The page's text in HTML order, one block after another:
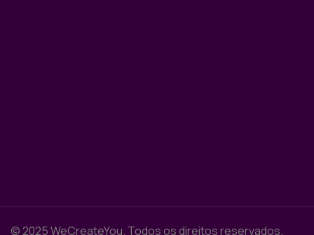
© 2025 WeCreateYou. Todos os direitos reservados.